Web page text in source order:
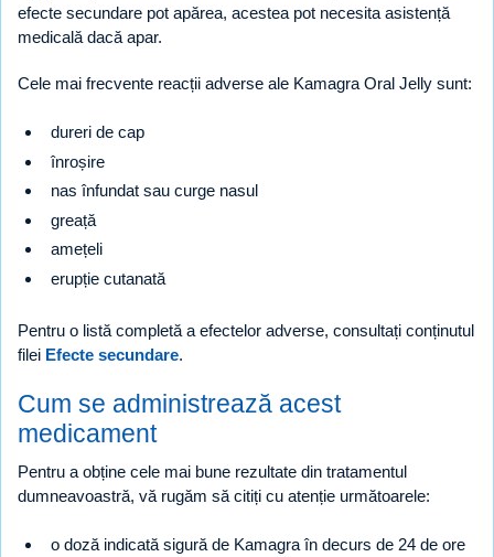
efecte secundare pot apărea, acestea pot necesita asistență
medicală dacă apar.
Cele mai frecvente reacții adverse ale Kamagra Oral Jelly sunt:
dureri de cap
înroșire
nas înfundat sau curge nasul
greață
amețeli
erupție cutanată
Pentru o listă completă a efectelor adverse, consultați conținutul
filei Efecte secundare.
Cum se administrează acest
medicament
Pentru a obține cele mai bune rezultate din tratamentul
dumneavoastră, vă rugăm să citiți cu atenție următoarele:
o doză indicată sigură de Kamagra în decurs de 24 de ore